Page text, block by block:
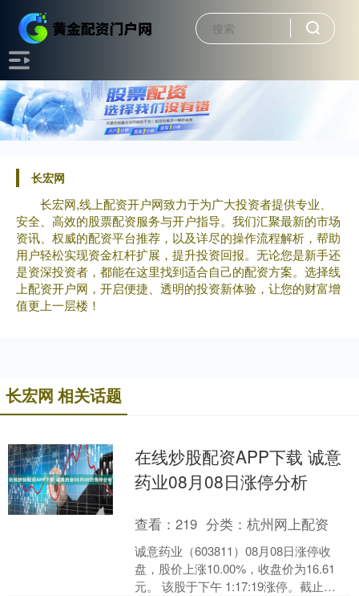
长宏网
长宏网,线上配资开户网致力于为广大投资者提供专业、
安全、高效的股票配资服务与开户指导。我们汇聚最新的市场
资讯、权威的配资平台推荐，以及详尽的操作流程解析，帮助
用户轻松实现资金杠杆扩展，提升投资回报。无论您是新手还
是资深投资者，都能在这里找到适合自己的配资方案。选择线
上配资开户网，开启便捷、透明的投资新体验，让您的财富增
值更上一层楼！
长宏网 相关话题
在线炒股配资APP下载 诚意
药业08月08日涨停分析
查看：219 分类：杭州网上配资
诚意药业（603811）08月08日涨停收
盘，股价上涨10.00%，收盘价为16.61
元。 该股于下午 1:17:19涨停。截止